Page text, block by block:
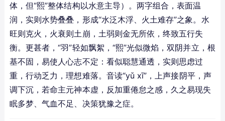
体，但“熙”整体结构以水意主导）。两字组合，表面温
润，实则水势叠叠，形成“水泛木浮、火土难存”之象。水
旺则克火，火衰则土崩，土弱则金无所依，终致五行失
衡。更甚者，“羽”轻如飘絮，“熙”光似微焰，双阴并立，根
基不固，易使人心志不定：看似聪慧通透，实则思虑过
重，行动乏力，理想难落。音读“yǔ xī”，上声接阴平，声
调下沉，若命主元神本虚，反加重倦怠之感，久之易现失
眠多梦、气血不足、决策犹豫之症。